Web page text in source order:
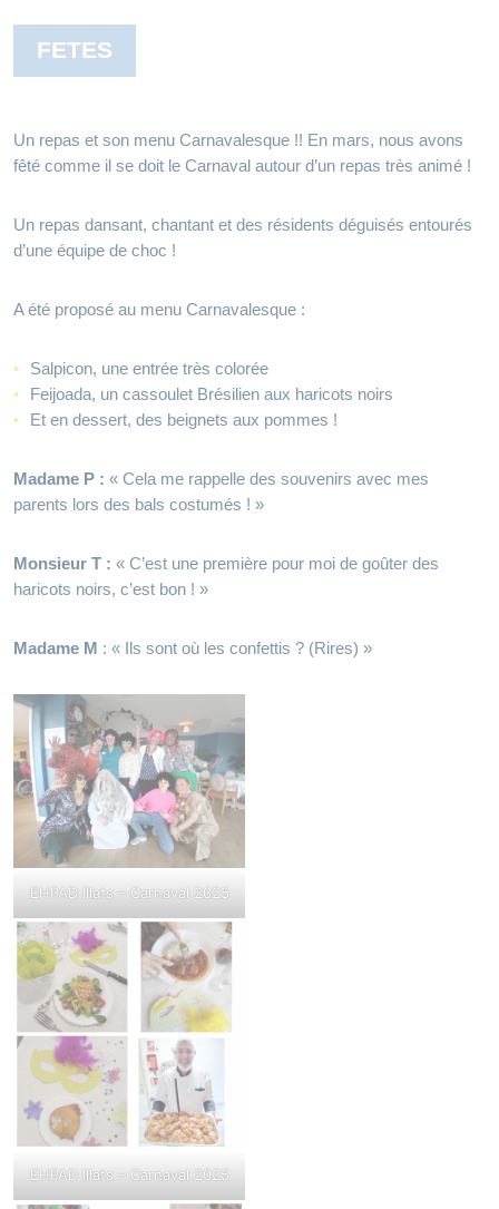
FETES
Un repas et son menu Carnavalesque !! En mars, nous avons
fêté comme il se doit le Carnaval autour d’un repas très animé !
Un repas dansant, chantant et des résidents déguisés entourés
d’une équipe de choc !
A été proposé au menu Carnavalesque :
Salpicon, une entrée très colorée
Feijoada, un cassoulet Brésilien aux haricots noirs
Et en dessert, des beignets aux pommes !
Madame P : « Cela me rappelle des souvenirs avec mes
parents lors des bals costumés ! »
Monsieur T : « C’est une première pour moi de goûter des
haricots noirs, c’est bon ! »
Madame M : « Ils sont où les confettis ? (Rires) »
EHPAD Illats – Carnaval 2025
EHPAD Illats – Carnaval 2025